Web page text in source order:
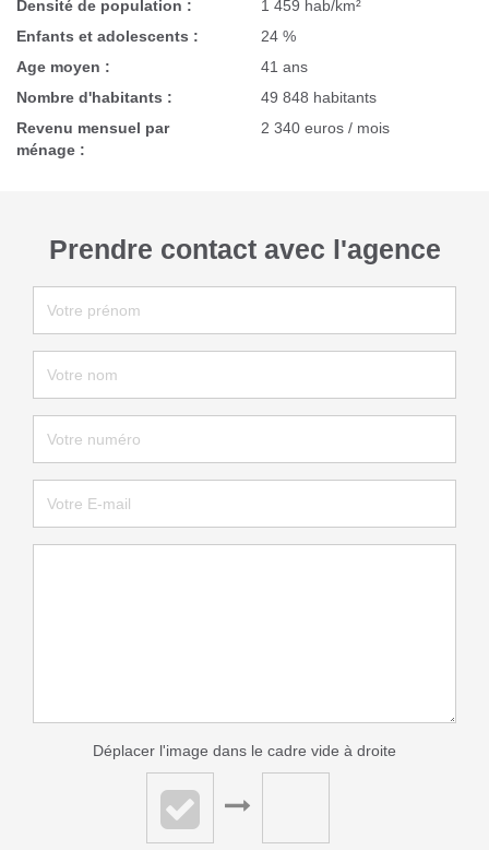
Densité de population :
1 459 hab/km²
Enfants et adolescents :
24 %
Age moyen :
41 ans
Nombre d'habitants :
49 848 habitants
Revenu mensuel par
ménage :
2 340 euros / mois
Prendre contact avec l'agence
Déplacer l'image dans le cadre vide à droite